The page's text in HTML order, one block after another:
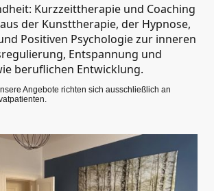
Kurzzeittherapie und Coaching
der Kunsttherapie, der Hypnose,
Positiven Psychologie zur inneren
Entspannung und
beruflichen Entwicklung.
Angebote richten sich ausschließlich an